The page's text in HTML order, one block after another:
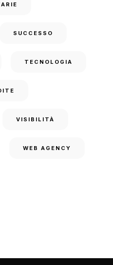
SUCCESSO
TECNOLOGIA
VISIBILITÀ
WEB AGENCY